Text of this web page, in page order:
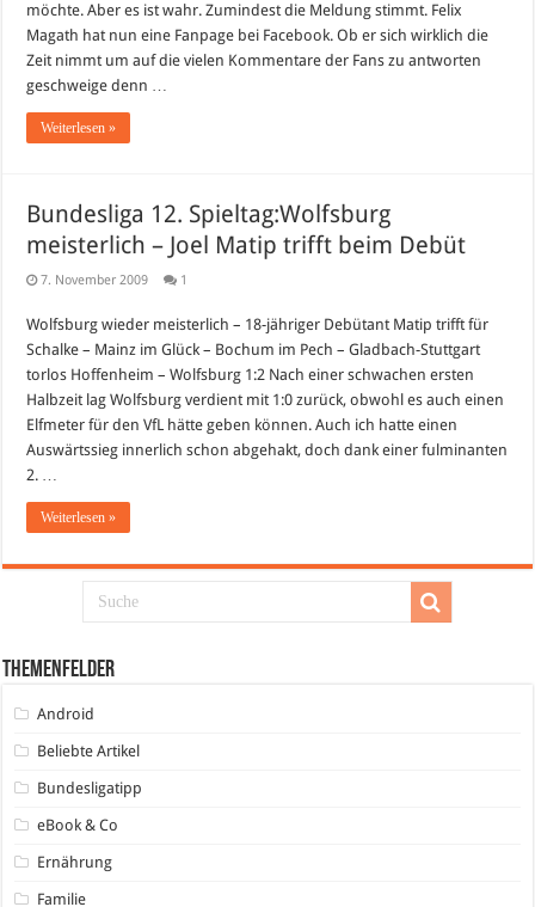
möchte. Aber es ist wahr. Zumindest die Meldung stimmt. Felix
Magath hat nun eine Fanpage bei Facebook. Ob er sich wirklich die
Zeit nimmt um auf die vielen Kommentare der Fans zu antworten
geschweige denn …
Weiterlesen »
Bundesliga 12. Spieltag:Wolfsburg
meisterlich – Joel Matip trifft beim Debüt
7. November 2009 1
Wolfsburg wieder meisterlich – 18-jähriger Debütant Matip trifft für
Schalke – Mainz im Glück – Bochum im Pech – Gladbach-Stuttgart
torlos Hoffenheim – Wolfsburg 1:2 Nach einer schwachen ersten
Halbzeit lag Wolfsburg verdient mit 1:0 zurück, obwohl es auch einen
Elfmeter für den VfL hätte geben können. Auch ich hatte einen
Auswärtssieg innerlich schon abgehakt, doch dank einer fulminanten
2. …
Weiterlesen »
Themenfelder
Android
Beliebte Artikel
Bundesligatipp
eBook & Co
Ernährung
Familie